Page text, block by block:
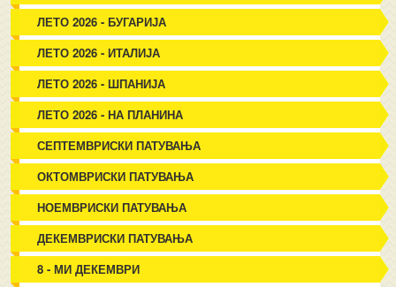
ЛЕТО 2026 - БУГАРИЈА
ЛЕТО 2026 - ИТАЛИЈА
ЛЕТО 2026 - ШПАНИЈА
ЛЕТО 2026 - НА ПЛАНИНА
СЕПТЕМВРИСКИ ПАТУВАЊА
ОКТОМВРИСКИ ПАТУВАЊА
НОЕМВРИСКИ ПАТУВАЊА
ДЕКЕМВРИСКИ ПАТУВАЊА
8 - МИ ДЕКЕМВРИ